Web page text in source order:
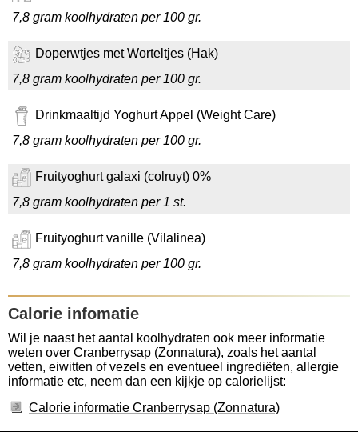
7,8 gram koolhydraten per 100 gr.
Doperwtjes met Worteltjes (Hak)
7,8 gram koolhydraten per 100 gr.
Drinkmaaltijd Yoghurt Appel (Weight Care)
7,8 gram koolhydraten per 100 gr.
Fruityoghurt galaxi (colruyt) 0%
7,8 gram koolhydraten per 1 st.
Fruityoghurt vanille (Vilalinea)
7,8 gram koolhydraten per 100 gr.
Calorie infomatie
Wil je naast het aantal koolhydraten ook meer informatie
weten over Cranberrysap (Zonnatura), zoals het aantal
vetten, eiwitten of vezels en eventueel ingrediëten, allergie
informatie etc, neem dan een kijkje op calorielijst:
Calorie informatie Cranberrysap (Zonnatura)